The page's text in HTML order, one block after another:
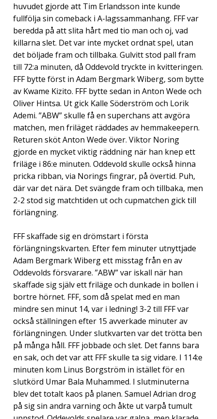
huvudet gjorde att Tim Erlandsson inte kunde
fullfölja sin comeback i A-lagssammanhang. FFF var
beredda på att slita hårt med tio man och oj, vad
killarna slet. Det var inte mycket ordnat spel, utan
det böljade fram och tillbaka. Gulvitt stod pall fram
till 72:a minuten, då Oddevold tryckte in kvitteringen.
FFF bytte först in Adam Bergmark Wiberg, som bytte
av Kwame Kizito. FFF bytte sedan in Anton Wede och
Oliver Hintsa. Ut gick Kalle Söderström och Lorik
Ademi. ”ABW” skulle få en superchans att avgöra
matchen, men friläget räddades av hemmakeepern.
Returen sköt Anton Wede över. Viktor Noring
gjorde en mycket viktig räddning när han knep ett
friläge i 86:e minuten. Oddevold skulle också hinna
pricka ribban, via Norings fingrar, på övertid. Puh,
där var det nära. Det svängde fram och tillbaka, men
2-2 stod sig matchtiden ut och cupmatchen gick till
förlängning.
FFF skaffade sig en drömstart i första
förlängningskvarten. Efter fem minuter utnyttjade
Adam Bergmark Wiberg ett misstag från en av
Oddevolds försvarare. ”ABW” var iskall när han
skaffade sig själv ett friläge och dunkade in bollen i
bortre hörnet. FFF, som då spelat med en man
mindre sen minut 14, var i ledning! 3-2 till FFF var
också ställningen efter 15 avverkade minuter av
förlängningen. Under slutkvarten var det trötta ben
på många håll. FFF jobbade och slet. Det fanns bara
en sak, och det var att FFF skulle ta sig vidare. I 114:e
minuten kom Linus Borgström in istället för en
slutkörd Umar Bala Muhammed. I slutminuterna
blev det totalt kaos på planen. Samuel Adrian drog
på sig sin andra varning och åkte ut varpå tumult